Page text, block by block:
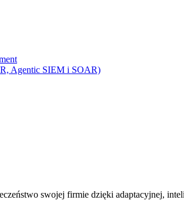
Agentic SIEM i SOAR)
swojej firmie dzięki adaptacyjnej,